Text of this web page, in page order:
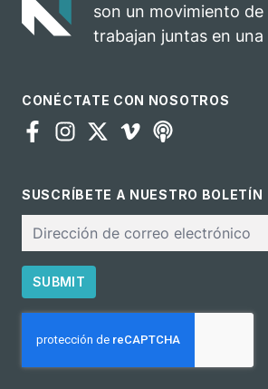
son un movimiento de
trabajan juntas en
CONÉCTATE CON NOSOTROS
SUSCRÍBETE A NUESTRO BOLETÍN
Correo
electrónico
SUBMIT
CAPTCHA